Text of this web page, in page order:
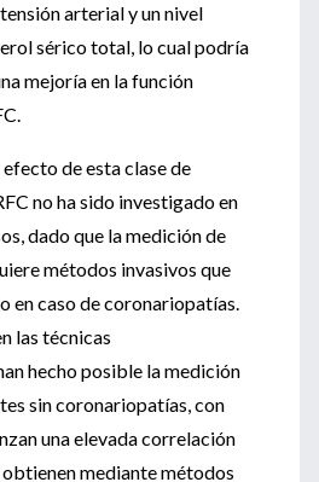
arterial y un nivel
sérico total, lo cual podría
mejoría en la función
de esta clase de
no ha sido investigado en
dado que la medición de
métodos invasivos que
en caso de coronariopatías.
las técnicas
hecho posible la medición
sin coronariopatías, con
una elevada correlación
obtienen mediante métodos